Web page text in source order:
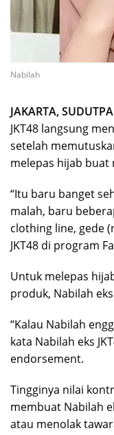
Nabilah
JAKARTA,
JKT48 langsung
setelah
melepas hijab
“Itu baru banget
malah, baru
clothing line, gede
JKT48 di program
Untuk melepas
produk, Nabilah
“Kalau Nabilah
kata Nabilah eks
endorsement.
Tingginya nilai
membuat Nabilah
atau menolak